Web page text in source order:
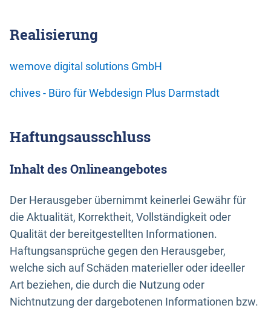
Realisierung
wemove digital solutions GmbH
chives - Büro für Webdesign Plus Darmstadt
Haftungsausschluss
Inhalt des Onlineangebotes
Der Herausgeber übernimmt keinerlei Gewähr für
die Aktualität, Korrektheit, Vollständigkeit oder
Qualität der bereitgestellten Informationen.
Haftungsansprüche gegen den Herausgeber,
welche sich auf Schäden materieller oder ideeller
Art beziehen, die durch die Nutzung oder
Nichtnutzung der dargebotenen Informationen bzw.